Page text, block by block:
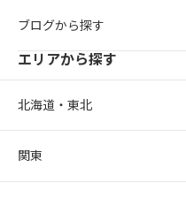
ブログから探す
エリアから探す
北海道・東北
関東